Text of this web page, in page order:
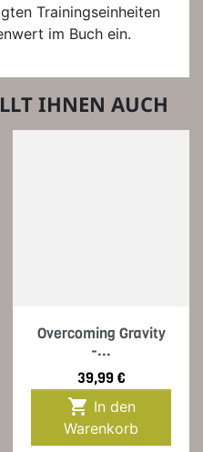
Trainingseinheiten
im Buch ein.
IHNEN AUCH
Overcoming Gravity
-...
Preis
39,99 €

Warenkorb